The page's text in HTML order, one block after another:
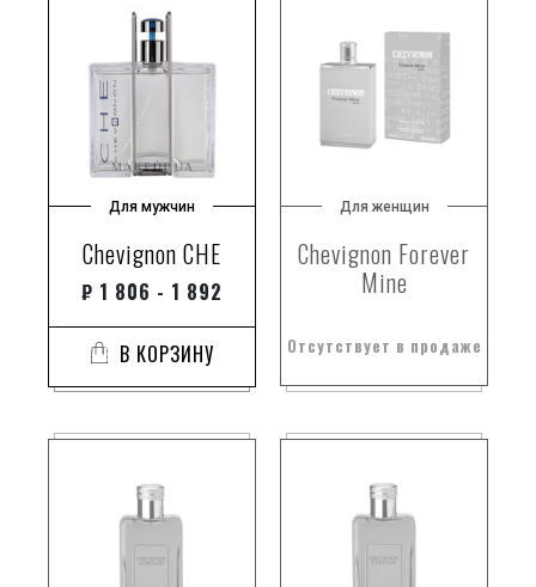
Для мужчин
Chevignon CHE
₽ 1 806 - 1 892
В КОРЗИНУ
Для женщин
Chevignon Forever
Mine
Отсутствует в продаже